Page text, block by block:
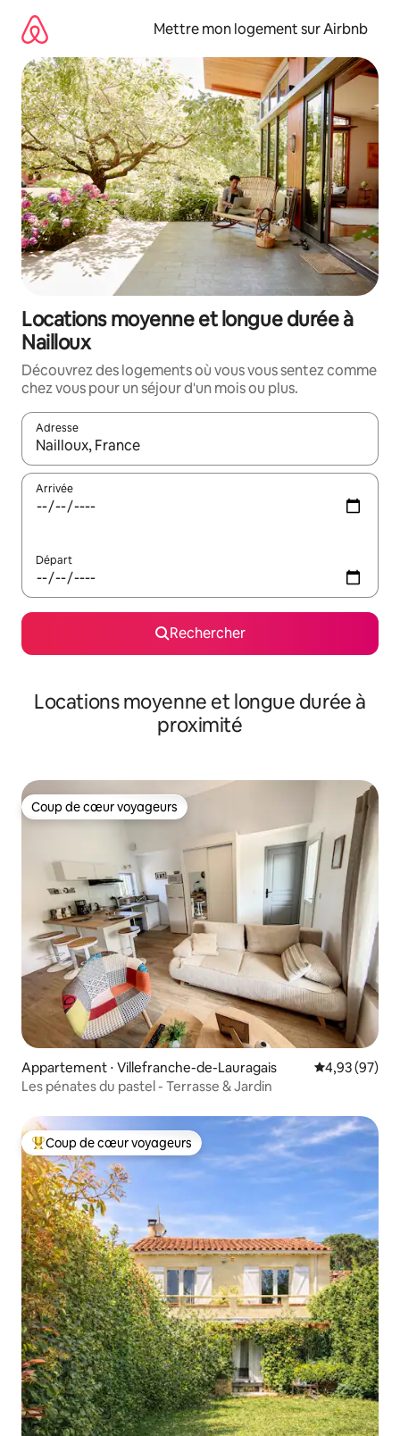
directement
contenu
Mettre mon logement sur Airbnb
Locations moyenne et longue durée à
Nailloux
Découvrez des logements où vous vous sentez comme
chez vous pour un séjour d'un mois ou plus.
Adresse
Lorsque les résultats s'affichent, utilisez les flèches vers le
Arrivée
Départ
Rechercher
Locations moyenne et longue durée à
proximité
Coup de cœur voyageurs
Coup de cœur voyageurs
Appartement ⋅ Villefranche-de-Lauragais Évaluation
4,93 (97)
Les pénates du pastel - Terrasse & Jardin
Coups de cœur voyageurs les plus appréciés
Coup de cœur voyageurs